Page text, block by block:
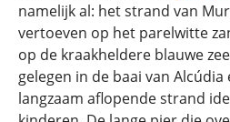
namelijk al: het strand van
vertoeven op het parelwitte
op de kraakheldere blauwe
gelegen in de baai van Alcúdia
langzaam aflopende strand